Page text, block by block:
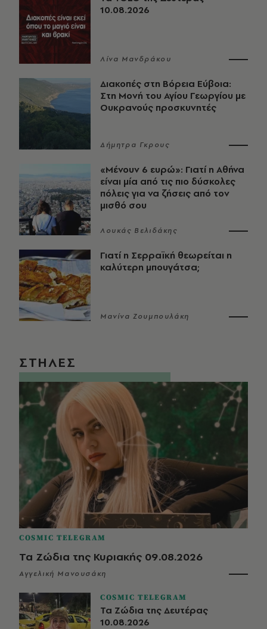
10.08.2026
Λίνα Μανδράκου
Διακοπές στη Βόρεια Εύβοια:
Στη Μονή του Αγίου Γεωργίου με
Ουκρανούς προσκυνητές
Δήμητρα Γκρους
«Μένουν 6 ευρώ»: Γιατί η Αθήνα
είναι μία από τις πιο δύσκολες
πόλεις για να ζήσεις από τον
μισθό σου
Λουκάς Βελιδάκης
Γιατί η Σερραϊκή θεωρείται η
καλύτερη μπουγάτσα;
Μανίνα Ζουμπουλάκη
ΣΤΗΛΕΣ
COSMIC TELEGRAM
Τα Ζώδια της Κυριακής 09.08.2026
Αγγελική Μανουσάκη
COSMIC TELEGRAM
Τα Ζώδια της Δευτέρας
10.08.2026